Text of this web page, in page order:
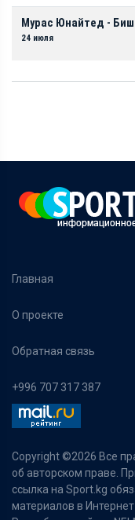
Мурас Юнайтед -
24 июля
Главная
О проекте
Обратная связь
+996 707 317 387
Copyright ©2026 Все
об авторском праве.
ссылка на Sport.kg
материалов в